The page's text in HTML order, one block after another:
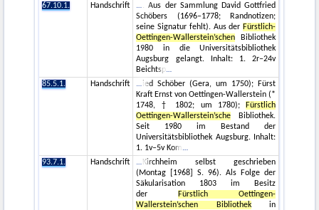
67.10.1.
Handschrift
. Aus der Sammlung David Gottfried
Schöbers (1696–1778; Randnotizen;
seine Signatur fehlt). Aus der Fürstlich-
Oettingen-Wallerstein’schen Bibliothek
1980 in die Universitätsbibliothek
Augsburg gelangt. Inhalt: 1. 2r–24v
Beichtsp
85.5.1.
Handschrift
ied Schöber (Gera, um 1750); Fürst
Kraft Ernst von Oettingen-Wallerstein (*
1748, † 1802; um 1780); Fürstlich
Oettingen-Wallerstein’sche Bibliothek.
Seit 1980 im Bestand der
Universitätsbibliothek Augsburg. Inhalt:
1. 1v–5v Kom
93.7.1.
Handschrift
Kirchheim selbst geschrieben
(Montag [1968] S. 96). Als Folge der
Säkularisation 1803 im Besitz
der Fürstlich Oettingen-
Wallerstein’schen Bibliothekin